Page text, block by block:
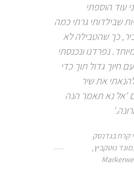
עוד הוספתי
שבילדותי גרתי כמה
כך שהטבילה לא
נפרדנו ונכנסתי
חיוך גדול תוך כדי
את שיר
'אל נא תאמר הנה
קרח בגדנסק
נוטקביץ,